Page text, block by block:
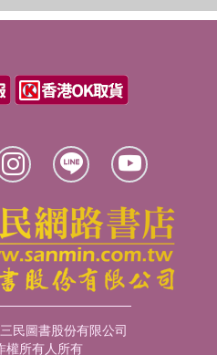
民圖書股份有限公司
權所有人所有